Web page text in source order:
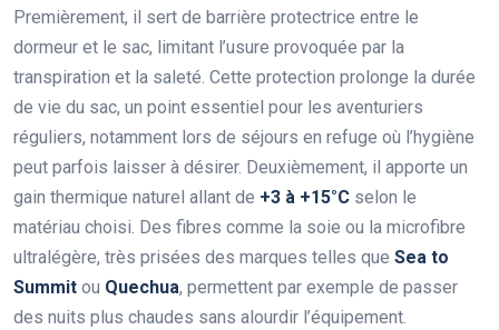
Premièrement, il sert de barrière protectrice entre le
dormeur et le sac, limitant l’usure provoquée par la
transpiration et la saleté. Cette protection prolonge la durée
de vie du sac, un point essentiel pour les aventuriers
réguliers, notamment lors de séjours en refuge où l’hygiène
peut parfois laisser à désirer. Deuxièmement, il apporte un
gain thermique naturel allant de +3 à +15°C selon le
matériau choisi. Des fibres comme la soie ou la microfibre
ultralégère, très prisées des marques telles que Sea to
Summit ou Quechua, permettent par exemple de passer
des nuits plus chaudes sans alourdir l’équipement.